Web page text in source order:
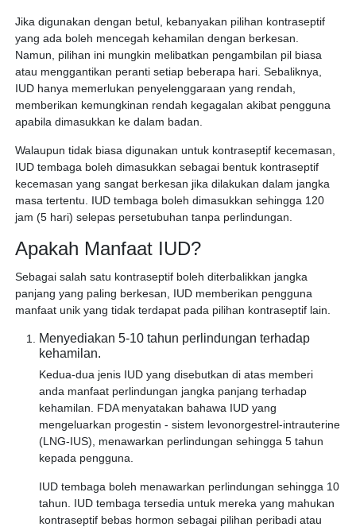
Jika digunakan dengan betul, kebanyakan pilihan kontraseptif
yang ada boleh mencegah kehamilan dengan berkesan.
Namun, pilihan ini mungkin melibatkan pengambilan pil biasa
atau menggantikan peranti setiap beberapa hari. Sebaliknya,
IUD hanya memerlukan penyelenggaraan yang rendah,
memberikan kemungkinan rendah kegagalan akibat pengguna
apabila dimasukkan ke dalam badan.
Walaupun tidak biasa digunakan untuk kontraseptif kecemasan,
IUD tembaga boleh dimasukkan sebagai bentuk kontraseptif
kecemasan yang sangat berkesan jika dilakukan dalam jangka
masa tertentu. IUD tembaga boleh dimasukkan sehingga 120
jam (5 hari) selepas persetubuhan tanpa perlindungan.
Apakah Manfaat IUD?
Sebagai salah satu kontraseptif boleh diterbalikkan jangka
panjang yang paling berkesan, IUD memberikan pengguna
manfaat unik yang tidak terdapat pada pilihan kontraseptif lain.
Menyediakan 5-10 tahun perlindungan terhadap
kehamilan.
Kedua-dua jenis IUD yang disebutkan di atas memberi
anda manfaat perlindungan jangka panjang terhadap
kehamilan. FDA menyatakan bahawa IUD yang
mengeluarkan progestin - sistem levonorgestrel-intrauterine
(LNG-IUS), menawarkan perlindungan sehingga 5 tahun
kepada pengguna.
IUD tembaga boleh menawarkan perlindungan sehingga 10
tahun. IUD tembaga tersedia untuk mereka yang mahukan
kontraseptif bebas hormon sebagai pilihan peribadi atau